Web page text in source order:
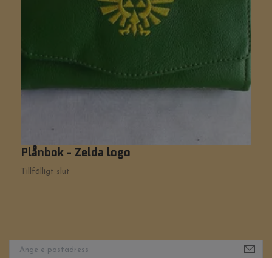
Plånbok - Zelda logo
Tillfälligt slut